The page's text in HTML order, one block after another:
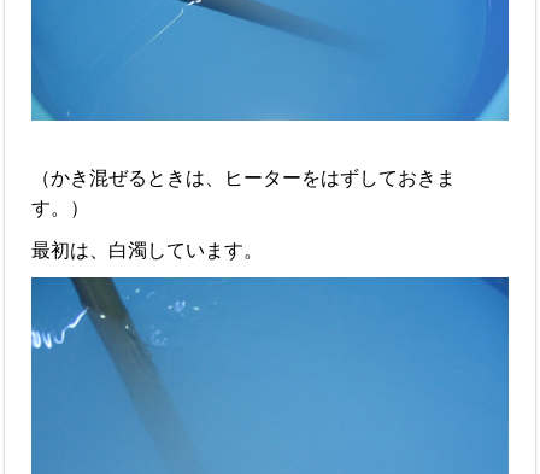
（かき混ぜるときは、ヒーターをはずしておきま
す。）
最初は、白濁しています。